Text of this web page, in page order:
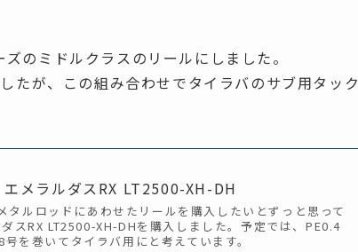
のミドルクラスのリールにしました。
たが、この組み合わせでタイラバのサブ用タック
エメラルダスRX LT2500-XH-DH
タルロッドにあわせたリールを購入したいとずっと思って
スRX LT2500-XH-DHを購入しました。予定では、PE0.4
を巻いてタイラバ用にと考えています。